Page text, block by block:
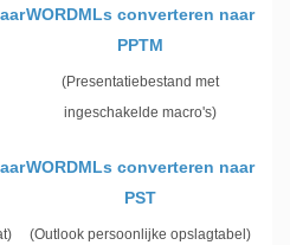
WORDMLs converteren naar
PPTM
(Presentatiebestand met
ingeschakelde macro's)
WORDMLs converteren naar
PST
(Outlook persoonlijke opslagtabel)